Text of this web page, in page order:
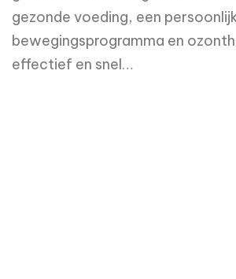
gezonde voeding, een
bewegingsprogramma en
effectief en snel…